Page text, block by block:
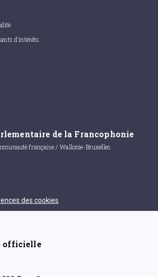
d'intérêts
de la Francophonie
française / Wallonie-Bruxelles
des cookies
officielle